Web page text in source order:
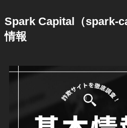
Spark Capital（spark-
情報